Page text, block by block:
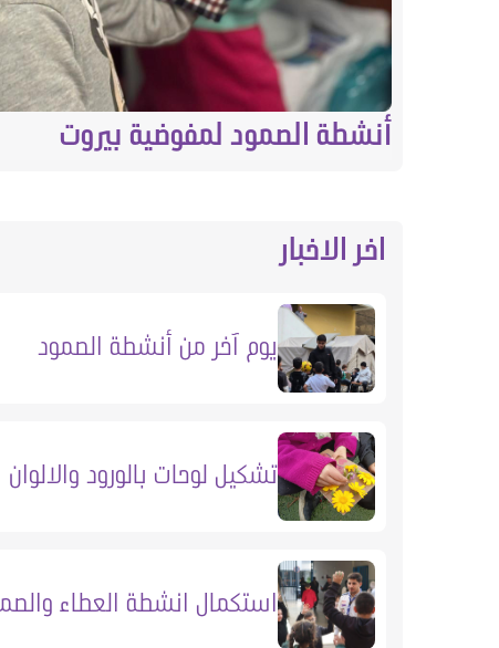
أنشطة الصمود لمفوضية بيروت
اخر الاخبار
يوم آخر من أنشطة الصمود
تشكيل لوحات بالورود والالوان
استكمال انشطة العطاء